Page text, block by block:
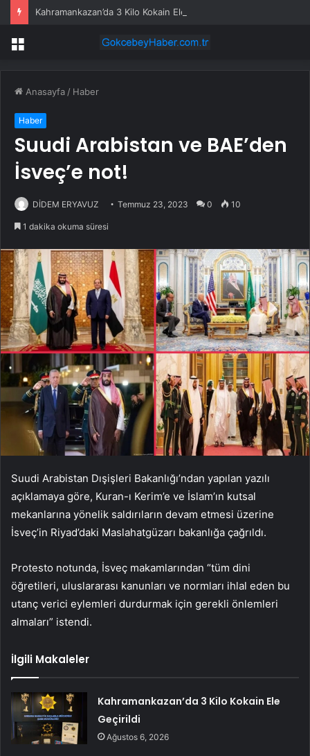
Kahramankazan’da 3 Kilo Kokain Ele Geçirildi
Menü
Anasayfa / Haber
Haber
Suudi Arabistan ve BAE’den
İsveç’e not!
DİDEM ERYAVUZ Temmuz 23, 2023 0 10
1 dakika okuma süresi
Suudi Arabistan Dışişleri Bakanlığı’ndan yapılan yazılı
açıklamaya göre, Kuran-ı Kerim’e ve İslam’ın kutsal
mekanlarına yönelik saldırıların devam etmesi üzerine
İsveç’in Riyad’daki Maslahatgüzarı bakanlığa çağrıldı.
Protesto notunda, İsveç makamlarından “tüm dini
öğretileri, uluslararası kanunları ve normları ihlal eden bu
utanç verici eylemleri durdurmak için gerekli önlemleri
almaları” istendi.
İlgili Makaleler
Kahramankazan’da 3 Kilo Kokain Ele
Geçirildi
Ağustos 6, 2026